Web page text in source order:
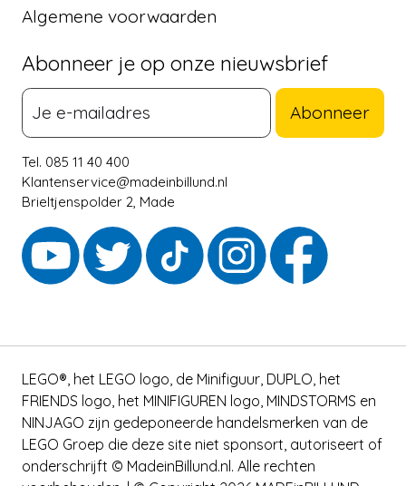
Algemene voorwaarden
Abonneer je op onze nieuwsbrief
Abonneer
Tel. 085 11 40 400
Klantenservice@madeinbillund.nl
Brieltjenspolder 2, Made
LEGO®, het LEGO logo, de Minifiguur, DUPLO, het
FRIENDS logo, het MINIFIGUREN logo, MINDSTORMS en
NINJAGO zijn gedeponeerde handelsmerken van de
LEGO Groep die deze site niet sponsort, autoriseert of
onderschrijft © MadeinBillund.nl. Alle rechten